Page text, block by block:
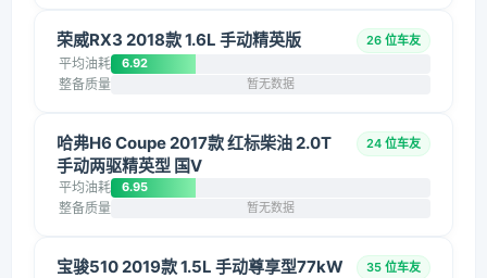
荣威RX3 2018款 1.6L 手动精英版 26 位车友
平均油耗 6.92
整备质量 暂无数据
哈弗H6 Coupe 2017款 红标柴油 2.0T
手动两驱精英型 国V
24 位车友
平均油耗 6.95
整备质量 暂无数据
宝骏510 2019款 1.5L 手动尊享型77kW
35 位车友